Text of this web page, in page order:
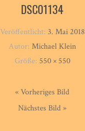
DSC01134
Veröffentlicht: 3. Mai 2018
Autor: Michael Klein
Größe: 550 × 550
« Vorheriges Bild
Nächstes Bild »